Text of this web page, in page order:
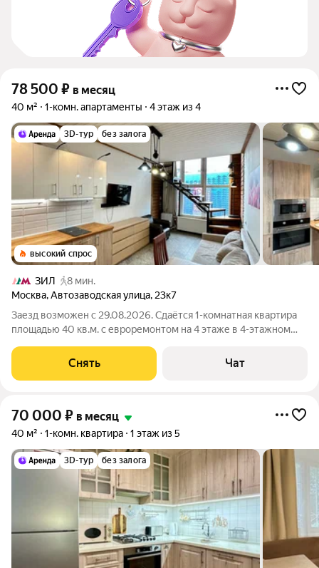
78 500 ₽ в месяц
40 м² 1-комн. апартаменты 4 этаж из 4
3D-тур без залога
высокий спрос
ЗИЛ
8 мин.
Москва,Автозаводская улица, 23к7
Заезд возможен с 29.08.2026. Сдаётся 1-комнатная квартира
площадью 40 кв.м. с евроремонтом на 4 этаже в 4-этажном
Духовой шкаф Стиральная машина Холодильник
Посудомоечная машина Кондиционер
Снять Чат
70 000 ₽ в месяц
40 м² 1-комн. квартира 1 этаж из 5
3D-тур без залога